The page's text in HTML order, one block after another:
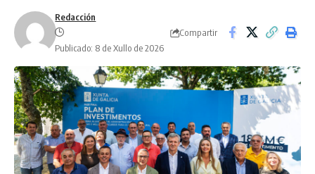
Redacción
Publicado: 8 de Xullo de 2026
Compartir